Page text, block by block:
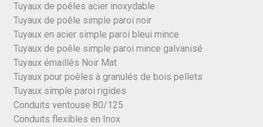
Tuyaux de poêles acier inoxydable
Tuyaux de poêle simple paroi noir
Tuyaux en acier simple paroi bleui mince
Tuyaux de poêle simple paroi mince galvanisé
Tuyaux émaillés Noir Mat
Tuyaux pour poêles à granulés de bois pellets
Tuyaux simple paroi rigides
Conduits ventouse 80/125
Conduits flexibles en Inox